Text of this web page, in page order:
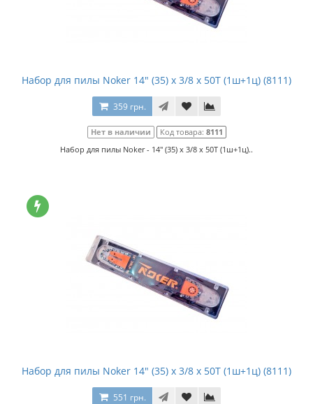
Набор для пилы Noker 14" (35) x 3/8 x 50T (1ш+1ц) (8111)
359 грн.
Нет в наличии Код товара: 8111
Набор для пилы Noker - 14" (35) x 3/8 x 50T (1ш+1ц)..
Набор для пилы Noker 14" (35) x 3/8 x 50T (1ш+1ц) (8111)
551 грн.